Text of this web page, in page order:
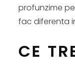
profunzime
fac diferenta
CE